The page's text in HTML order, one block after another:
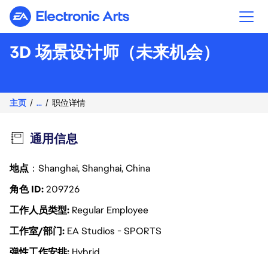
Electronic Arts
3D 场景设计师（未来机会）
主页 ... 职位详情
通用信息
地点 ：Shanghai, Shanghai, China
角色 ID209726
工作人员类型 Regular Employee
工作室/部门 EA Studios - SPORTS